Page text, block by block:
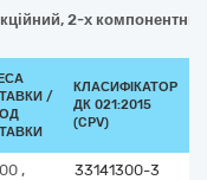
2-х
/
КЛАСИФІКАТОР
ДК 021:2015
(CPV)
,
33141300-3